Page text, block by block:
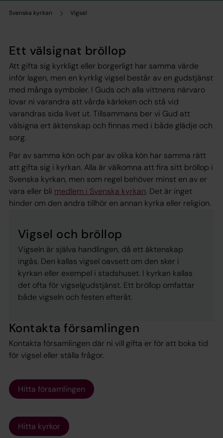
Svenska kyrkan Vigsel
Ett välsignat bröllop
Att gifta sig kyrkligt eller borgerligt har samma värde
inför lagen, men en kyrklig vigsel består av en gudstjänst
med många symboler. I Guds och alla vittnens närvaro
lovar ni varandra att vårda kärleken och stå vid
varandras sida livet ut. Tillsammans ber vi Gud att
välsigna ert äktenskap och finnas med i både glädje och
sorg.
Par av samma kön och par av olika kön har samma rätt
att gifta sig i kyrkan. Alla är välkomna att fira sitt bröllop i
Svenska kyrkan, men som regel behöver minst en av er
vara eller bli medlem i Svenska kyrkan. Det är inget
hinder om den andra tillhör en annan kyrka eller religion.
Vigsel och bröllop
Vigseln är själva handlingen, då ett äktenskap
ingås. Den kallas vigsel oavsett om den sker i
kyrkan eller exempel i stadshuset. I kyrkan kallas
det ofta för vigselgudstjänst. Ett bröllop omfattar
både vigseln och festen efteråt.
Kontakta församlingen
Kontakta församlingen där ni vill gifta er för att boka tid
för vigsel eller ställa frågor.
Hitta församlingen
Hitta kyrkor